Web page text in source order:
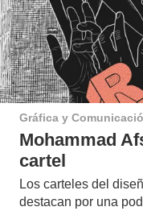
Gráfica y
Mohammad
cartel
Los carteles del
destacan por una